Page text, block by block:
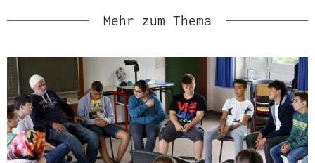
Mehr zum Thema